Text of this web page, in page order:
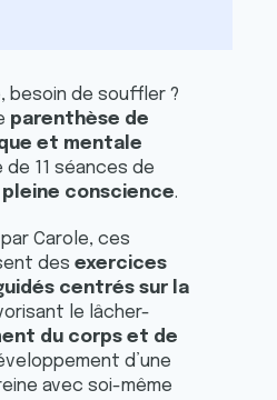
besoin de souffler ?
parenthèse de
et mentale
11 séances de
conscience.
Carole, ces
des exercices
centrés sur la
le lâcher-
du corps et de
d’une
avec soi-même